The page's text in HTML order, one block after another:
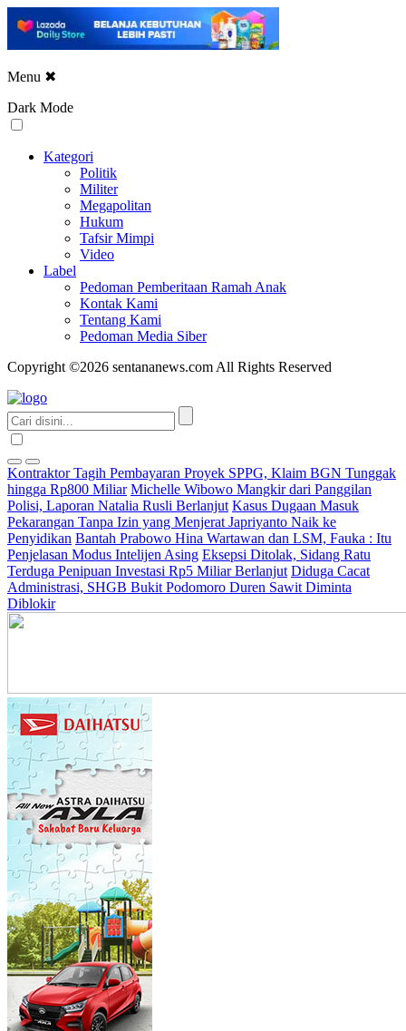
Menu ✖
Dark Mode
Kategori
Politik
Militer
Megapolitan
Hukum
Tafsir Mimpi
Video
Label
Pedoman Pemberitaan Ramah Anak
Kontak Kami
Tentang Kami
Pedoman Media Siber
Copyright ©2026 sentananews.com All Rights Reserved
Kontraktor Tagih Pembayaran Proyek SPPG, Klaim BGN Tunggak
hingga Rp800 Miliar Michelle Wibowo Mangkir dari Panggilan
Polisi, Laporan Natalia Rusli Berlanjut Kasus Dugaan Masuk
Pekarangan Tanpa Izin yang Menjerat Japriyanto Naik ke
Penyidikan Bantah Prabowo Hina Wartawan dan LSM, Fauka : Itu
Penjelasan Modus Intelijen Asing Eksepsi Ditolak, Sidang Ratu
Terduga Penipuan Investasi Rp5 Miliar Berlanjut Diduga Cacat
Administrasi, SHGB Bukit Podomoro Duren Sawit Diminta
Diblokir